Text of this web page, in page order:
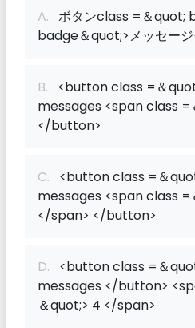
A. ボタンclass =＆
badge＆quot;>メッセー
B. <button class =＆
messages <span class
</button>
C. <button class =＆
messages <span class
</span> </button>
D. <button class =＆
messages </button>
＆quot;> 4 </span>